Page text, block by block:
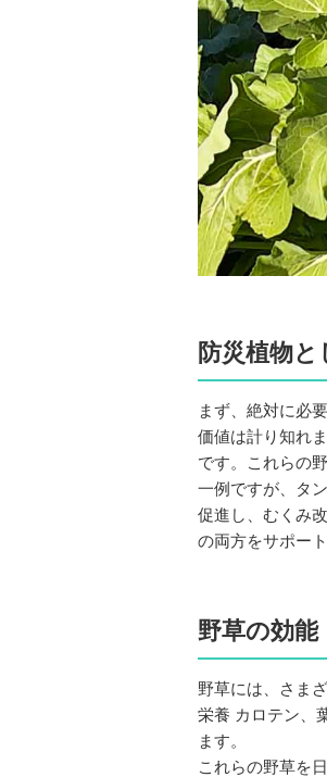
防災植物
まず、絶対に必
価値は計り知れ
です。これらの
一例ですが、タ
促進し、むくみ
の両方をサポー
野草の効能
野草には、さま
栄養 カロテン、
ます。
これらの野草を